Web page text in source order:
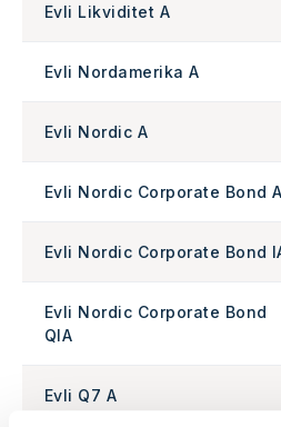
Evli Likviditet A
Evli Nordamerika A
Evli Nordic A
Evli Nordic Corporate Bond A
Evli Nordic Corporate Bond
Evli Nordic Corporate Bond
QIA
Evli Q7 A